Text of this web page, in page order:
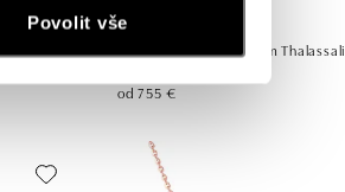
Povolit vše
Náhrdelník s rhodolitom Thalassali
od 755 €